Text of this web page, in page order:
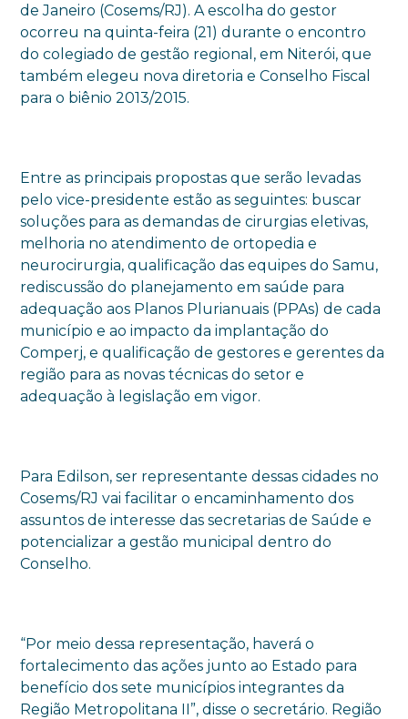
de Janeiro (Cosems/RJ). A escolha do gestor
ocorreu na quinta-feira (21) durante o encontro
do colegiado de gestão regional, em Niterói, que
também elegeu nova diretoria e Conselho Fiscal
para o biênio 2013/2015.
Entre as principais propostas que serão levadas
pelo vice-presidente estão as seguintes: buscar
soluções para as demandas de cirurgias eletivas,
melhoria no atendimento de ortopedia e
neurocirurgia, qualificação das equipes do Samu,
rediscussão do planejamento em saúde para
adequação aos Planos Plurianuais (PPAs) de cada
município e ao impacto da implantação do
Comperj, e qualificação de gestores e gerentes da
região para as novas técnicas do setor e
adequação à legislação em vigor.
Para Edilson, ser representante dessas cidades no
Cosems/RJ vai facilitar o encaminhamento dos
assuntos de interesse das secretarias de Saúde e
potencializar a gestão municipal dentro do
Conselho.
“Por meio dessa representação, haverá o
fortalecimento das ações junto ao Estado para
benefício dos sete municípios integrantes da
Região Metropolitana II”, disse o secretário. Região